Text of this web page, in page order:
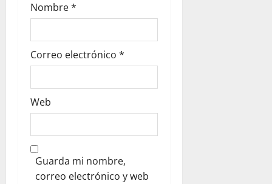
Nombre*
Correo electrónico *
Web
Guarda mi nombre,
correo electrónico y web